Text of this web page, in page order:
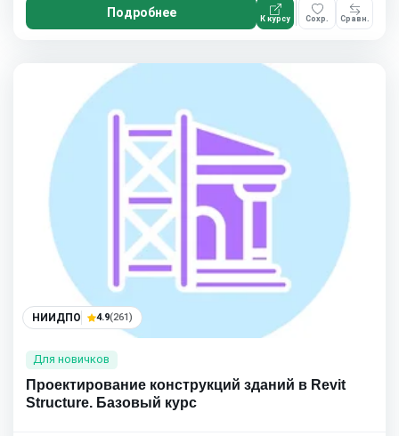
Подробнее К курсу Сохр. Сравн.
НИИДПО 4.9(261)
Для новичков
Проектирование конструкций зданий в Revit
Structure. Базовый курс